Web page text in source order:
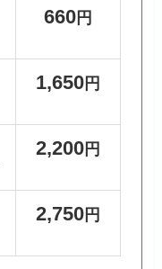
660円
1,650円
2,200円
2,750円